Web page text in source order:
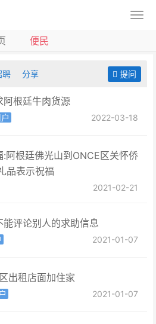
便民
聘 分享 提问
阿根廷牛肉货源
2022-03-18
:阿根廷佛光山到ONCE区关怀侨
品表示祝福
2021-02-21
能评论别人的求助信息
2021-01-07
出租店面加住家
2021-01-07